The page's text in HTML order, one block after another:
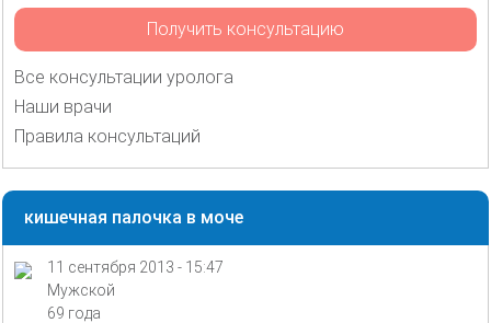
Получить консультацию
Все консультации уролога
Наши врачи
Правила консультаций
кишечная палочка в моче
11 сентября 2013 - 15:47
Мужской
69 года